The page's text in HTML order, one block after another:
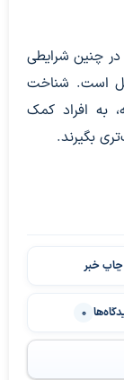
در چنین شرایطی
است. شناخت
به افراد کمک
بگیرند.
چاپ خبر
0